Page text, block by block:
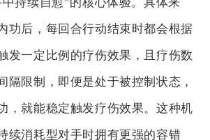
功后，每回合行动结束时都会根据
发一定比例的疗伤效果，且疗伤数
隔限制，即便是处于被控制状态，
，就能稳定触发疗伤效果。这种机
续消耗型对手时拥有更强的容错